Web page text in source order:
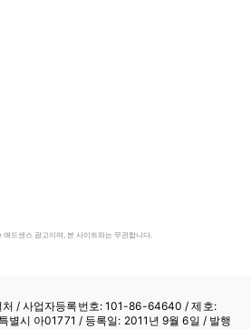
애드센스 광고이며, 본 사이트와는 무관합니다.
처 /사업자등록번호: 101-86-64640 / 제호:
별시 아01771 / 등록일: 2011년 9월 6일 / 발행